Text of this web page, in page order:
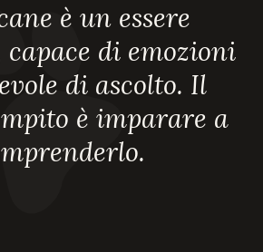
è un essere
capace di emozioni
di ascolto. Il
è imparare a